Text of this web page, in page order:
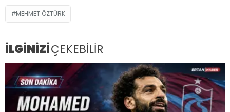
MEHMET ÖZTÜRK
İLGİNİZİÇEKEBİLİR